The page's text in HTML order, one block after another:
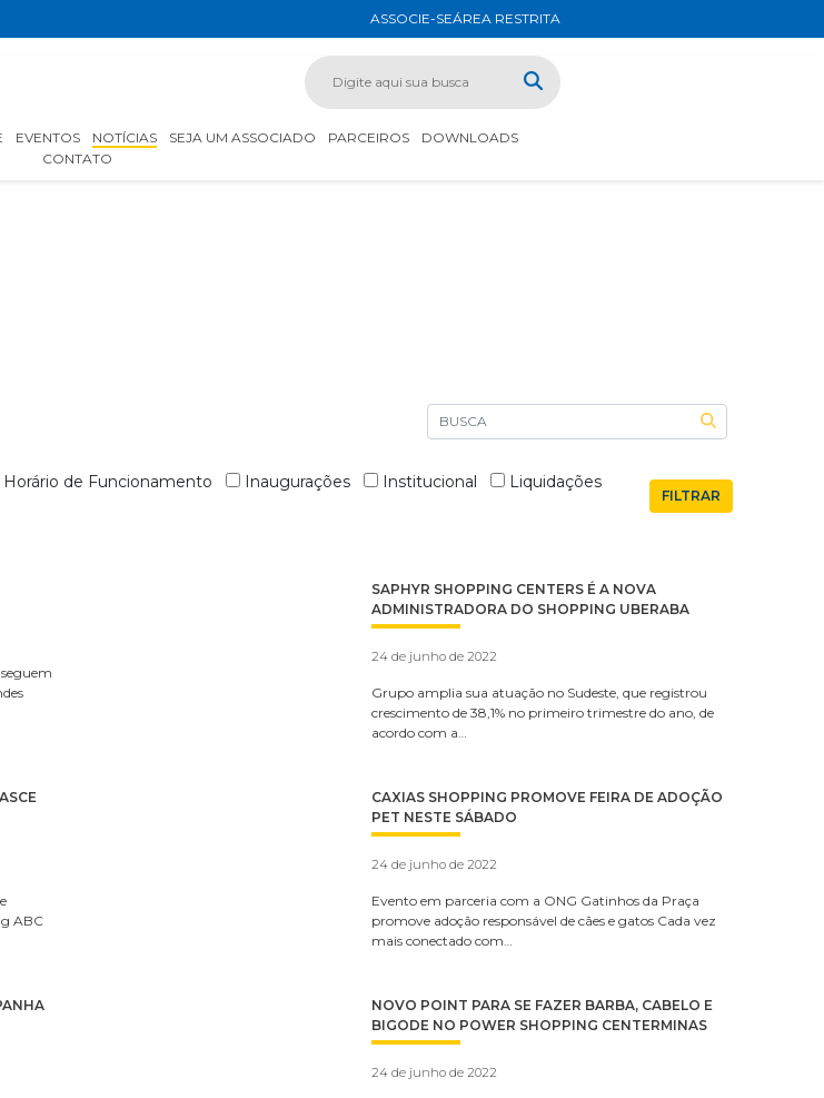
ASSOCIE-SEÁREA RESTRITA
EVENTOS NOTÍCIAS SEJA UM ASSOCIADO PARCEIROS
DOWNLOADS
CONTATO
Horário de Funcionamento Inaugurações Institucional
Liquidações
SAPHYR SHOPPING CENTERS É A NOVA
ADMINISTRADORA DO SHOPPING UBERABA
24 de junho de 2022
Grupo amplia sua atuação no Sudeste, que registrou
crescimento de 38,1% no primeiro trimestre do ano, de
acordo com a…
ABC
CAXIAS SHOPPING PROMOVE FEIRA DE ADOÇÃO
PET NESTE SÁBADO
24 de junho de 2022
Evento em parceria com a ONG Gatinhos da Praça
promove adoção responsável de cães e gatos Cada vez
mais conectado com…
NOVO POINT PARA SE FAZER BARBA, CABELO E
BIGODE NO POWER SHOPPING CENTERMINAS
24 de junho de 2022